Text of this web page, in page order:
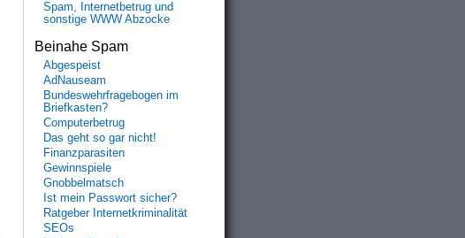
Spam, Internetbetrug und
sonstige WWW Abzocke
Beinahe Spam
Abgespeist
AdNauseam
Bundeswehrfragebogen im
Briefkasten?
Computerbetrug
Das geht so gar nicht!
Finanzparasiten
Gewinnspiele
Gnobbelmatsch
Ist mein Passwort sicher?
Ratgeber Internetkriminalität
SEOs